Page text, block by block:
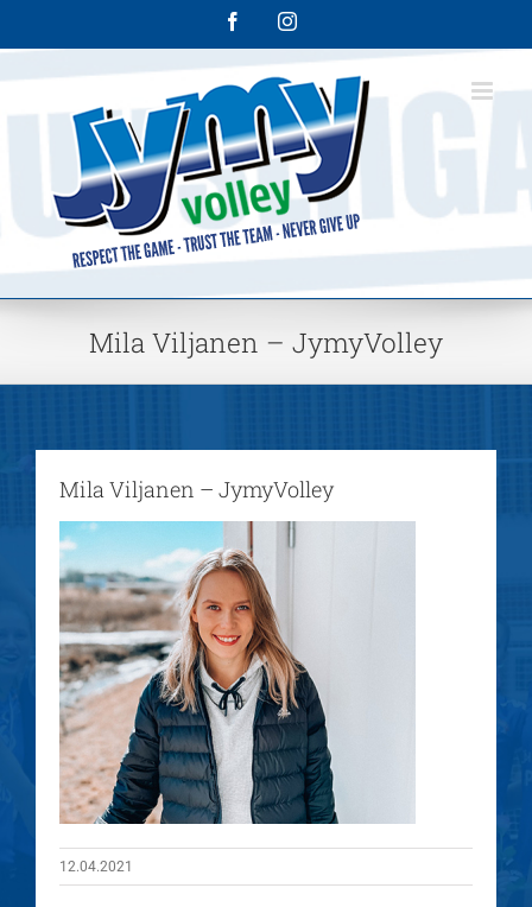
FacebookInstagram
Mila Viljanen – JymyVolley
Mila Viljanen – JymyVolley
12.04.2021